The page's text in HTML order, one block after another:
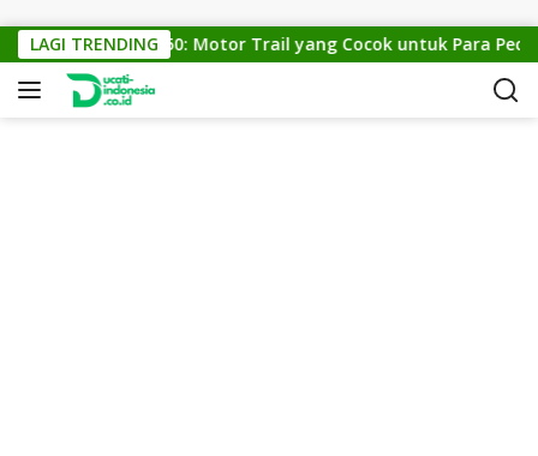
LAGI TRENDING
KTM Cross 150: Motor Trail yang Cocok untuk Para Pecinta